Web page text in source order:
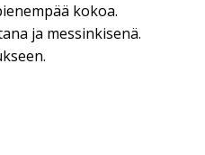
kokoa.
ja messinkisenä.